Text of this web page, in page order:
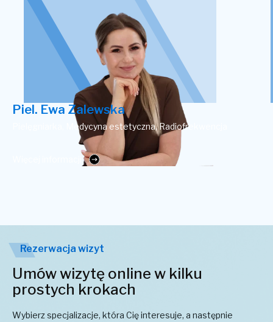
Piel. Ewa Zalewska
Pielęgniarka, Medycyna estetyczna, Radiofrekwencja
Rezerwacja wizyt
Umów wizytę online w kilku
prostych krokach
Wybierz specjalizacje, która Cię interesuje, a następnie